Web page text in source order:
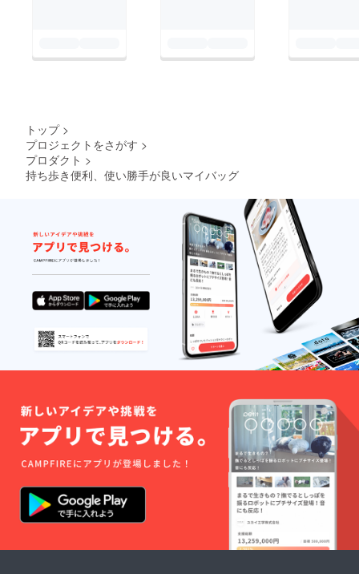
トップ >
プロジェクトをさがす >
プロダクト >
持ち歩き便利、使い勝手が良いマイバッグ